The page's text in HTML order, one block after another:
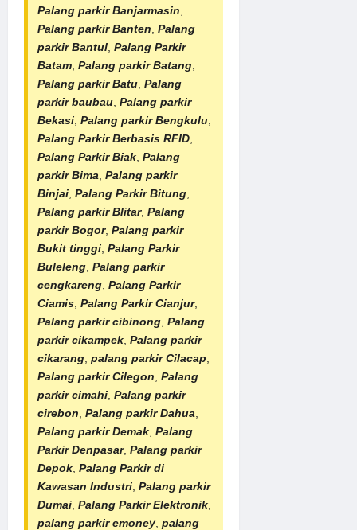
Palang parkir Banjarmasin
Palang parkir Banten Palang
parkir Bantul Palang Parkir
Batam Palang parkir Batang
Palang parkir Batu Palang
parkir baubau Palang parkir
Bekasi Palang parkir Bengkulu
Palang Parkir Berbasis RFID
Palang Parkir Biak Palang
parkir Bima Palang parkir
Binjai Palang Parkir Bitung
Palang parkir Blitar, Palang
parkir Bogor, Palang parkir
Bukit tinggi Palang Parkir
Buleleng Palang parkir
cengkareng Palang Parkir
Ciamis Palang Parkir Cianjur,
Palang parkir cibinong Palang
parkir cikampek Palang parkir
cikarang palang parkir Cilacap
Palang parkir Cilegon Palang
parkir cimahi Palang parkir
cirebon Palang parkir Dahua
Palang parkir Demak Palang
Parkir Denpasar, Palang parkir
Depok Palang Parkir di
Kawasan Industri Palang parkir
Dumai Palang Parkir Elektronik
palang parkir emoney palang